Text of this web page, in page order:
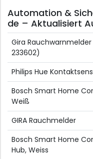
Automation &
de – Aktualisiert
Gira Rauchwarnmelder
233602)
Philips Hue
Bosch Smart Home
Weiß
GIRA Rauchmelder
Bosch Smart Home
Hub, Weiss